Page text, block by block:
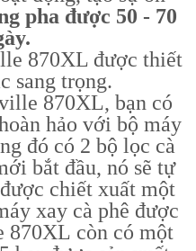
pha được 50 - 70
870XL được thiết
sang trọng.
870XL, bạn có
hảo với bộ máy
đó có 2 bộ lọc cà
bắt đầu, nó sẽ tự
chiết xuất một
xay cà phê được
870XL còn có một